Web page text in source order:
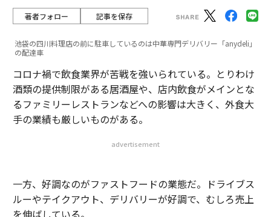
著者フォロー 記事を保存
池袋の四川料理店の前に駐車しているのは中華専門デリバリー「anydeli」
の配達車
コロナ禍で飲食業界が苦戦を強いられている。とりわけ
酒類の提供制限がある居酒屋や、店内飲食がメインとな
るファミリーレストランなどへの影響は大きく、外食大
手の業績も厳しいものがある。
advertisement
一方、好調なのがファストフードの業態だ。ドライブス
ルーやテイクアウト、デリバリーが好調で、むしろ売上
を伸ばしている。